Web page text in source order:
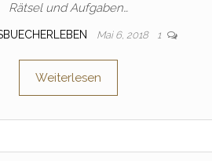
Rätsel und Aufgaben…
Mai 6, 2018 1
Weiterlesen